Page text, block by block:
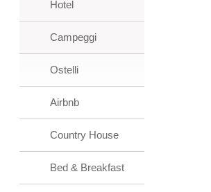
Hotel
Campeggi
Ostelli
Airbnb
Country House
Bed & Breakfast